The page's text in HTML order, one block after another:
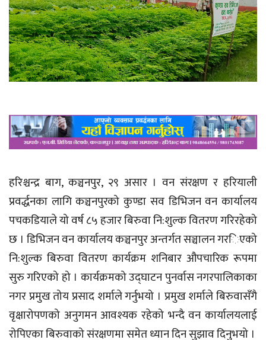
हरिश्चन्द्र बाग, कञ्चनपुर, २९ असार । वन संरक्षण र हरियाली
प्रवर्द्धनका लागि कञ्चनपुरको कुण्डा सव डिभिजन वन कार्यालय
पचकडियाले यो वर्ष ८५ हजार बिरुवा नि:शुल्क वितरण गरिरहेको
छ । डिभिजन वन कार्यालय कञ्चनपुर अन्तर्गत सञ्चालन गरिएको
नि:शुल्क बिरुवा वितरण कार्यक्रम शनिबार औपचारिक रूपमा
सुरु गरिएको हो । कार्यक्रमको उद्घाटन पुनर्वास नगरपालिकाका
नगर प्रमुख तोय प्रसाद शर्माले गर्नुभयो । प्रमुख शर्माले बिरुवासँगै
वृक्षारोपणको अनुगमन आवश्यक रहेको भन्दै वन कार्यालयलाई
रोपिएका बिरुवाको संरक्षणमा समेत ध्यान दिन सुझाव दिनुभयो ।